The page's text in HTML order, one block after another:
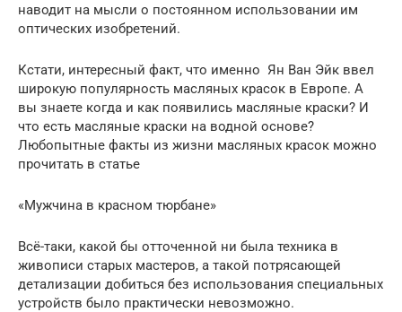
наводит на мысли о постоянном использовании им
оптических изобретений.
Кстати, интересный факт, что именно Ян Ван Эйк ввел
широкую популярность масляных красок в Европе. А
вы знаете когда и как появились масляные краски? И
что есть масляные краски на водной основе?
Любопытные факты из жизни масляных красок можно
прочитать в статье
«Мужчина в красном тюрбане»
Всё-таки, какой бы отточенной ни была техника в
живописи старых мастеров, а такой потрясающей
детализации добиться без использования специальных
устройств было практически невозможно.